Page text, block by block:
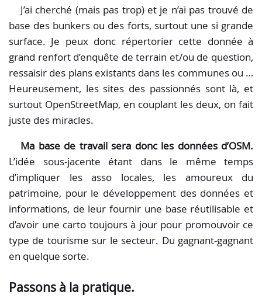
J’ai cherché (mais pas trop) et je n’ai pas trouvé de
base des bunkers ou des forts, surtout une si grande
surface. Je peux donc répertorier cette donnée à
grand renfort d’enquête de terrain et/ou de question,
ressaisir des plans existants dans les communes ou …
Heureusement, les sites des passionnés sont là, et
surtout OpenStreetMap, en couplant les deux, on fait
juste des miracles.
Ma base de travail sera donc les données d’OSM.
L’idée sous-jacente étant dans le même temps
d’impliquer les asso locales, les amoureux du
patrimoine, pour le développement des données et
informations, de leur fournir une base réutilisable et
d’avoir une carto toujours à jour pour promouvoir ce
type de tourisme sur le secteur. Du gagnant-gagnant
en quelque sorte.
Passons à la pratique.